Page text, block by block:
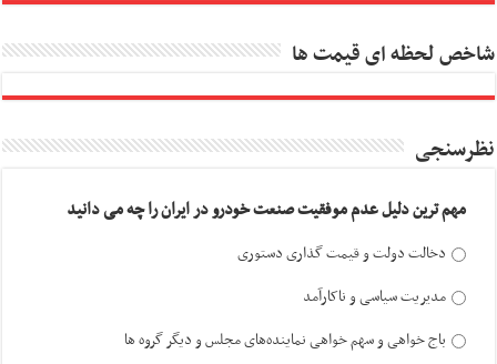
شاخص لحظه ای قیمت ها
نظرسنجی
مهم ترین دلیل عدم موفقیت صنعت خودرو در ایران را چه می دانید
دخالت دولت و قیمت گذاری دستوری
مدیریت سیاسی و ناکارآمد
باج خواهی و سهم خواهی نماینده‌های مجلس و دیگر گروه ها